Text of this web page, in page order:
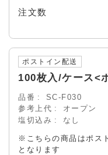
注文数
ポストイン配送
100枚入/ケース<
品番
SC-F030
参考上代
オープン
塩切込み
なし
※こちらの商品はポス
となります